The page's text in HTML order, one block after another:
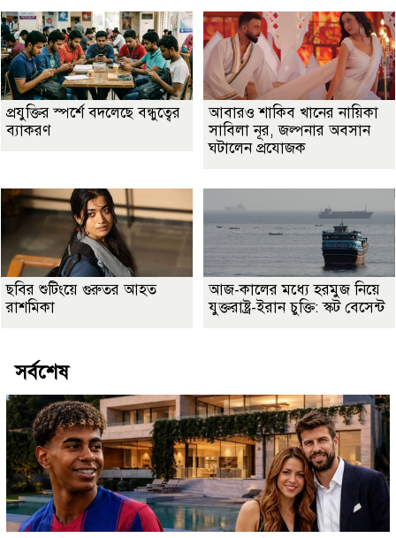
প্রযুক্তির স্পর্শে বদলেছে বন্ধুত্বের
ব্যাকরণ
আবারও শাকিব খানের নায়িকা
সাবিলা নূর, জল্পনার অবসান
ঘটালেন প্রযোজক
ছবির শুটিংয়ে গুরুতর আহত
রাশমিকা
আজ-কালের মধ্যে হরমুজ নিয়ে
যুক্তরাষ্ট্র-ইরান চুক্তি: স্কট বেসেন্ট
সর্বশেষ